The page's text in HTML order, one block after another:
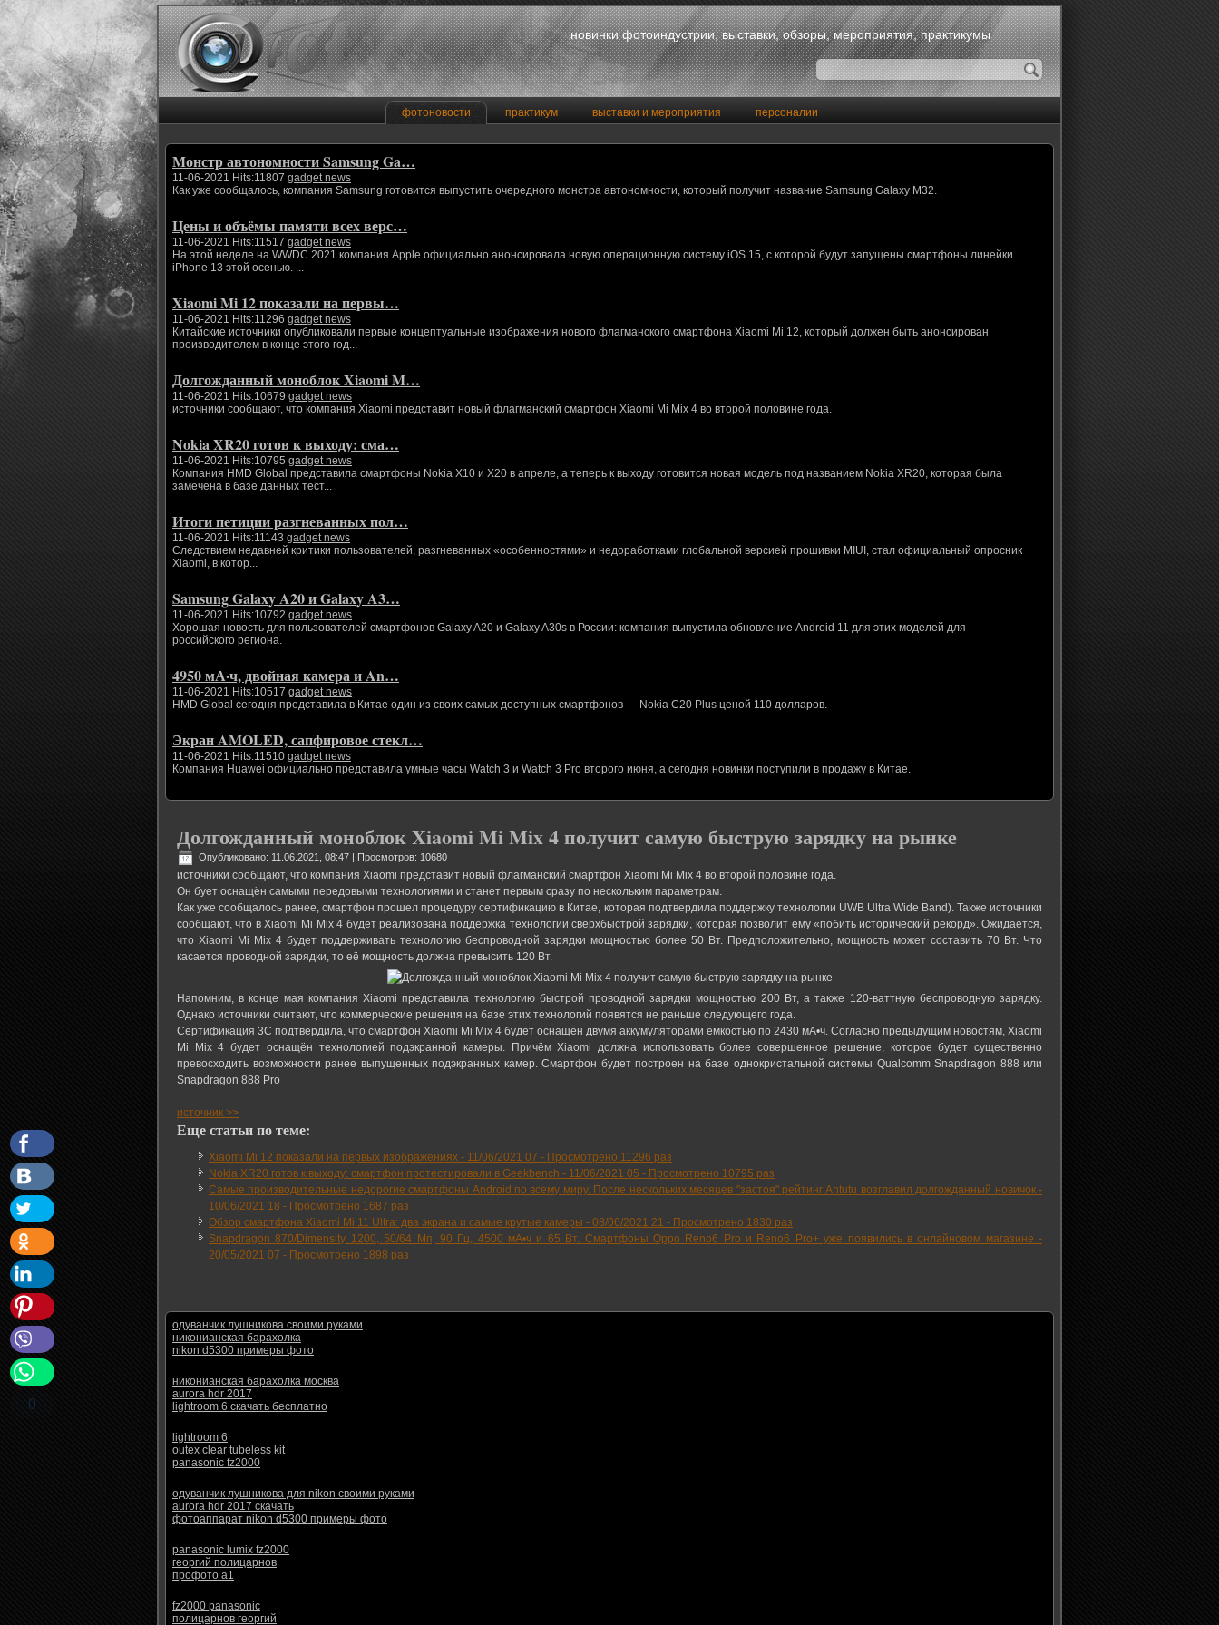
новинки фотоиндустрии, выставки, обзоры, мероприятия, практикумы
фотоновости практикум выставки и мероприятия персоналии
Монстр автономности Samsung Ga…
11-06-2021 Hits:11807 gadget news
Как уже сообщалось, компания Samsung готовится выпустить очередного монстра автономности, который получит название Samsung Galaxy M32.
Цены и объёмы памяти всех верс…
11-06-2021 Hits:11517 gadget news
На этой неделе на WWDC 2021 компания Apple официально анонсировала новую операционную систему iOS 15, с которой будут запущены смартфоны линейки
iPhone 13 этой осенью. ...
Xiaomi Mi 12 показали на первы…
11-06-2021 Hits:11296 gadget news
Китайские источники опубликовали первые концептуальные изображения нового флагманского смартфона Xiaomi Mi 12, который должен быть анонсирован
производителем в конце этого год...
Долгожданный моноблок Xiaomi M…
11-06-2021 Hits:10679 gadget news
источники сообщают, что компания Xiaomi представит новый флагманский смартфон Xiaomi Mi Mix 4 во второй половине года.
Nokia XR20 готов к выходу: сма…
11-06-2021 Hits:10795 gadget news
Компания HMD Global представила смартфоны Nokia X10 и X20 в апреле, а теперь к выходу готовится новая модель под названием Nokia XR20, которая была
замечена в базе данных тест...
Итоги петиции разгневанных пол…
11-06-2021 Hits:11143 gadget news
Следствием недавней критики пользователей, разгневанных «особенностями» и недоработками глобальной версией прошивки MIUI, стал официальный опросник
Xiaomi, в котор...
Samsung Galaxy A20 и Galaxy A3…
11-06-2021 Hits:10792 gadget news
Хорошая новость для пользователей смартфонов Galaxy A20 и Galaxy A30s в России: компания выпустила обновление Android 11 для этих моделей для
российского региона.
4950 мА·ч, двойная камера и An…
11-06-2021 Hits:10517 gadget news
HMD Global сегодня представила в Китае один из своих самых доступных смартфонов — Nokia C20 Plus ценой 110 долларов.
Экран AMOLED, сапфировое стекл…
11-06-2021 Hits:11510 gadget news
Компания Huawei официально представила умные часы Watch 3 и Watch 3 Pro второго июня, а сегодня новинки поступили в продажу в Китае.
Долгожданный моноблок Xiaomi Mi Mix 4 получит самую быструю зарядку на рынке
Опубликовано: 11.06.2021, 08:47 | Просмотров: 10680
источники сообщают, что компания Xiaomi представит новый флагманский смартфон Xiaomi Mi Mix 4 во второй половине года.
Он бует оснащён самыми передовыми технологиями и станет первым сразу по нескольким параметрам.
Как уже сообщалось ранее, смартфон прошел процедуру сертификацию в Китае, которая подтвердила поддержку технологии UWB Ultra Wide Band). Также источники
сообщают, что в Xiaomi Mi Mix 4 будет реализована поддержка технологии сверхбыстрой зарядки, которая позволит ему «побить исторический рекорд». Ожидается,
что Xiaomi Mi Mix 4 будет поддерживать технологию беспроводной зарядки мощностью более 50 Вт. Предположительно, мощность может составить 70 Вт. Что
касается проводной зарядки, то её мощность должна превысить 120 Вт.
Напомним, в конце мая компания Xiaomi представила технологию быстрой проводной зарядки мощностью 200 Вт, а также 120-ваттную беспроводную зарядку.
Однако источники считают, что коммерческие решения на базе этих технологий появятся не раньше следующего года.
Сертификация 3C подтвердила, что смартфон Xiaomi Mi Mix 4 будет оснащён двумя аккумуляторами ёмкостью по 2430 мА•ч. Согласно предыдущим новостям, Xiaomi
Mi Mix 4 будет оснащён технологией подэкранной камеры. Причём Xiaomi должна использовать более совершенное решение, которое будет существенно
превосходить возможности ранее выпущенных подэкранных камер. Смартфон будет построен на базе однокристальной системы Qualcomm Snapdragon 888 или
Snapdragon 888 Pro
источник >>
0
Еще статьи по теме:
Xiaomi Mi 12 показали на первых изображениях - 11/06/2021 07 - Просмотрено 11296 раз
Nokia XR20 готов к выходу: смартфон протестировали в Geekbench - 11/06/2021 05 - Просмотрено 10795 раз
Самые производительные недорогие смартфоны Android по всему миру. После нескольких месяцев "застоя" рейтинг Antutu возглавил долгожданный новичок -
10/06/2021 18 - Просмотрено 1687 раз
Обзор смартфона Xiaomi Mi 11 Ultra: два экрана и самые крутые камеры - 08/06/2021 21 - Просмотрено 1830 раз
Snapdragon 870/Dimensity 1200, 50/64 Мп, 90 Гц, 4500 мА•ч и 65 Вт. Смартфоны Oppo Reno6 Pro и Reno6 Pro+ уже появились в онлайновом магазине -
20/05/2021 07 - Просмотрено 1898 раз
одуванчик лушникова своими руками
никонианская барахолка
nikon d5300 примеры фото
никонианская барахолка москва
aurora hdr 2017
lightroom 6 скачать бесплатно
lightroom 6
outex clear tubeless kit
panasonic fz2000
одуванчик лушникова для nikon своими руками
aurora hdr 2017 скачать
фотоаппарат nikon d5300 примеры фото
panasonic lumix fz2000
георгий полицарнов
профото а1
fz2000 panasonic
полицарнов георгий